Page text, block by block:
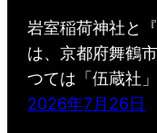
岩室稲荷神社と
は、京都府舞鶴
つては「伍蔵社
2026年7月26日